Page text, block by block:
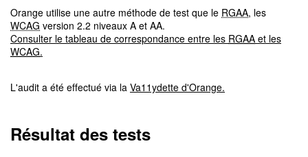
Orange utilise une autre méthode de test que le RGAA, les
WCAG version 2.2 niveaux A et AA.
Consulter le tableau de correspondance entre les RGAA et les
WCAG.
L'audit a été effectué via la Va11ydette d'Orange.
Résultat des tests